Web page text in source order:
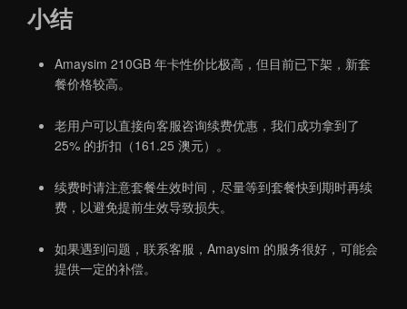
小结
Amaysim 210GB 年卡性价比极高，但目前已下架，新套
餐价格较高。
老用户可以直接向客服咨询续费优惠，我们成功拿到了
25% 的折扣（161.25 澳元）。
续费时请注意套餐生效时间，尽量等到套餐快到期时再续
费，以避免提前生效导致损失。
如果遇到问题，联系客服，Amaysim 的服务很好，可能会
提供一定的补偿。